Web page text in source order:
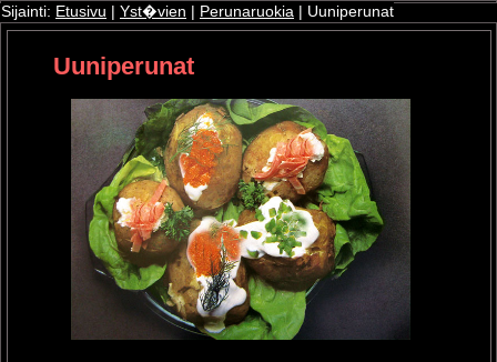
Sijainti: Etusivu Yst�vien Perunaruokia | Uuniperunat
Uuniperunat